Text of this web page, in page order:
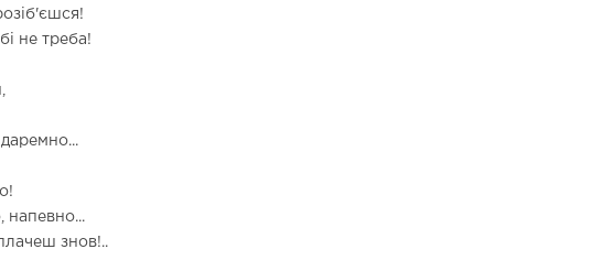
не треба!
напевно...
знов!..